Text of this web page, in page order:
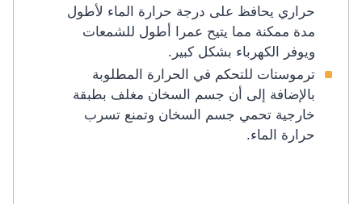
حراري يحافظ على درجة حرارة الماء لأطول
مدة ممكنة مما يتيح عمرا أطول للشمعات
ويوفر الكهرباء بشكل كبير.
ترموستات للتحكم في الحرارة المطلوبة
بالإضافة إلى أن جسم السخان مغلف بطبقة
خارجية تحمي جسم السخان وتمنع تسرب
حرارة الماء.